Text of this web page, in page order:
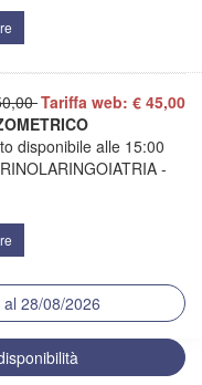
Tariffa web: € 45,00
disponibile alle 15:00
-
28/08/2026